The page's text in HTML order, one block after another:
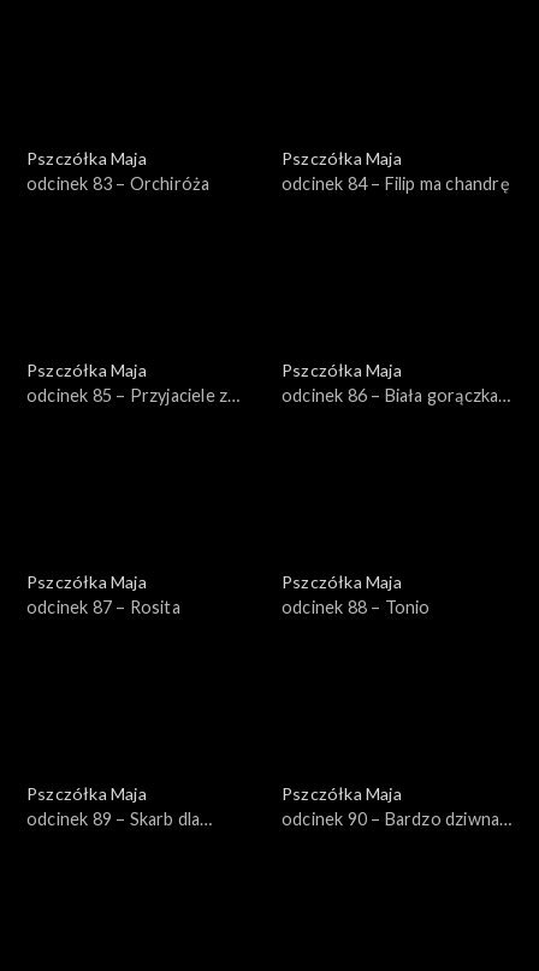
Pszczółka Maja
odcinek 83 – Orchiróża
Pszczółka Maja
odcinek 84 – Filip ma chandrę
Pszczółka Maja
odcinek 85 – Przyjaciele z
Pszczółka Maja
odcinek 86 – Biała gorączka
Pszczółka Maja
odcinek 87 – Rosita
Pszczółka Maja
odcinek 88 – Tonio
Pszczółka Maja
odcinek 89 – Skarb dla
Pszczółka Maja
odcinek 90 – Bardzo dziwna